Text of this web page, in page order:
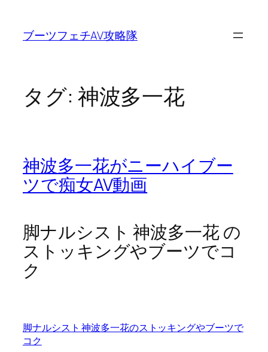
ブーツフェチAV攻略隊
タグ: 神波多一花
神波多一花がニーハイブー
ツで痴女AV動画
脚ナルシスト 神波多一花 の
ストッキングやブーツでコ
ク
脚ナルシスト 神波多一花のストッキングやブーツで
コク